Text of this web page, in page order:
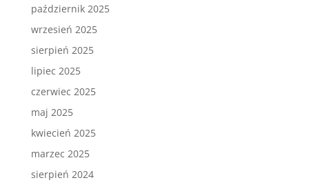
październik 2025
wrzesień 2025
sierpień 2025
lipiec 2025
czerwiec 2025
maj 2025
kwiecień 2025
marzec 2025
sierpień 2024